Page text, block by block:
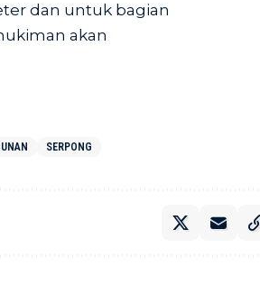
dan untuk bagian
akan
SERPONG